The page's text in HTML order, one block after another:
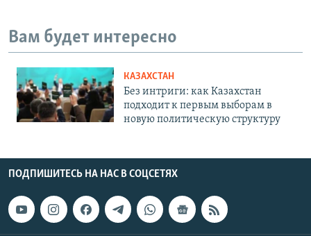
Вам будет интересно
КАЗАХСТАН
Без интриги: как Казахстан
подходит к первым выборам в
новую политическую структуру
ПОДПИШИТЕСЬ НА НАС В СОЦСЕТЯХ